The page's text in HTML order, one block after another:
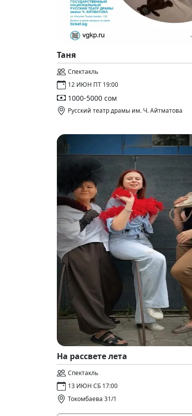
Таня
Спектакль
12 ИЮН ПТ 19:00
1000-5000 сом
Русский театр драмы им. Ч. Айтматова
На рассвете лета
Спектакль
13 ИЮН СБ 17:00
Токомбаева 31/1